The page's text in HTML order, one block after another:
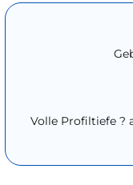
Volle Profiltiefe ?